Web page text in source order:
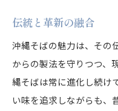
伝統と革新の融合
沖縄そばの魅力は、その
からの製法を守りつつ、
縄そばは常に進化し続け
い味を追求しながらも、